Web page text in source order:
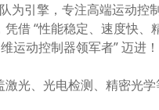
为引擎，专注高端运动控
借 “性能稳定、速度快、
运动控制器领军者” 迈进！
光、光电检测、精密光